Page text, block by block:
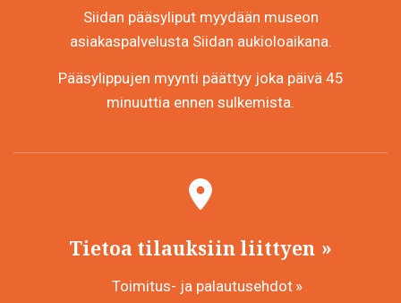
Siidan pääsyliput myydään museon
asiakaspalvelusta Siidan aukioloaikana.
Pääsylippujen myynti päättyy joka päivä 45
minuuttia ennen sulkemista.
Tietoa tilauksiin liittyen
Toimitus- ja palautusehdot